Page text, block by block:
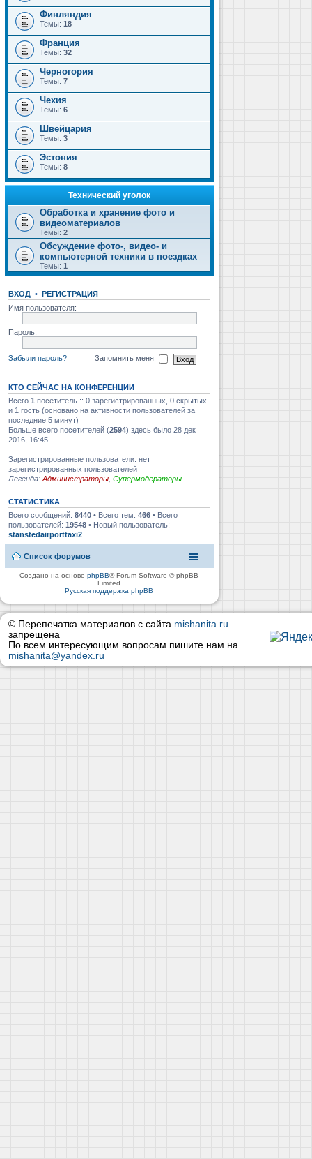
Финляндия
Темы: 18
Франция
Темы: 32
Черногория
Темы: 7
Чехия
Темы: 6
Швейцария
Темы: 3
Эстония
Темы: 8
Технический уголок
Обработка и хранение фото и
видеоматериалов
Темы: 2
Обсуждение фото-, видео- и
компьютерной техники в поездках
Темы: 1
ВХОД • РЕГИСТРАЦИЯ
Имя пользователя:
Пароль:
Забыли пароль? Запомнить меня
КТО СЕЙЧАС НА КОНФЕРЕНЦИИ
Всего 1 посетитель :: 0 зарегистрированных, 0 скрытых
и 1 гость (основано на активности пользователей за
последние 5 минут)
Больше всего посетителей (2594) здесь было 28 дек
2016, 16:45
Зарегистрированные пользователи: нет
зарегистрированных пользователей
Легенда: Администраторы Супермодераторы
СТАТИСТИКА
Всего сообщений: 8440 • Всего тем: 466 • Всего
пользователей: 19548 • Новый пользователь:
stanstedairporttaxi2
Список форумов
Создано на основеphpBB® Forum Software © phpBB
Limited
Русская поддержка phpBB
© Перепечатка материалов с сайта mishanita.ru
запрещена
По всем интересующим вопросам пишите нам на
mishanita@yandex.ru